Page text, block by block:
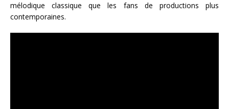
mélodique classique que les fans de productions plus
contemporaines.